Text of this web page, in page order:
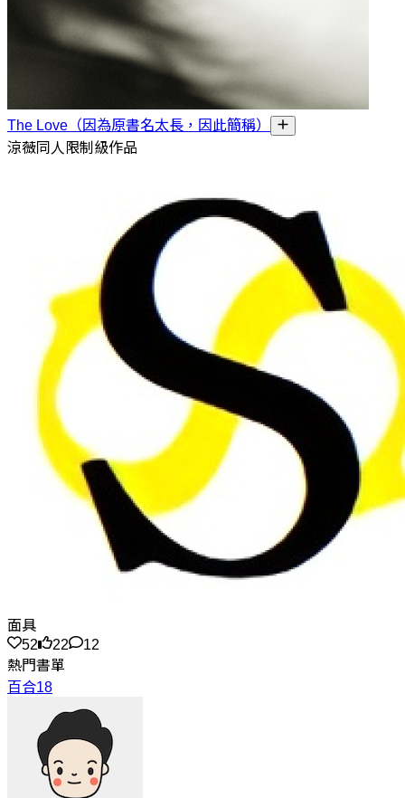
The Love（因為原書名太長，因此簡稱）
涼薇同人限制級作品
面具
52
22
12
熱門書單
百合18